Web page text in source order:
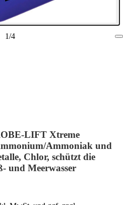
1/4
LIFT Xtreme
Ammoniak und
Chlor, schützt die
und Meerwasser